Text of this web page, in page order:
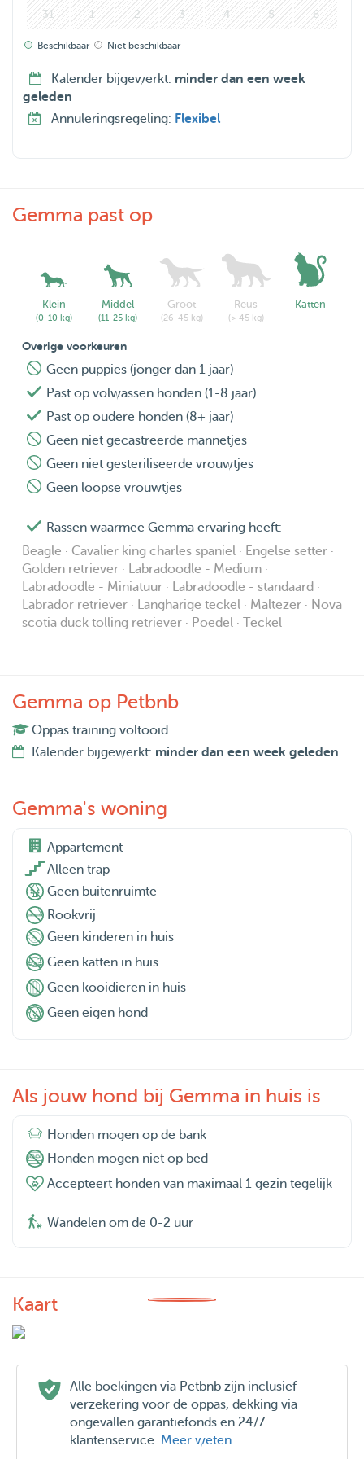
31 1 2 3 4 5 6
Beschikbaar Niet beschikbaar
Kalender bijgewerkt: minder dan een week
geleden
Annuleringsregeling: Flexibel
Gemma past op
Klein
(0-10 kg)
Middel
(11-25 kg)
Groot
(26-45 kg)
Reus
(> 45 kg)
Katten
Overige voorkeuren
Geen puppies (jonger dan 1 jaar)
Past op volwassen honden (1-8 jaar)
Past op oudere honden (8+ jaar)
Geen niet gecastreerde mannetjes
Geen niet gesteriliseerde vrouwtjes
Geen loopse vrouwtjes
Rassen waarmee Gemma ervaring heeft:
Beagle · Cavalier king charles spaniel · Engelse setter ·
Golden retriever · Labradoodle - Medium ·
Labradoodle - Miniatuur · Labradoodle - standaard ·
Labrador retriever · Langharige teckel · Maltezer · Nova
scotia duck tolling retriever · Poedel · Teckel
Gemma op Petbnb
Oppas training voltooid
Kalender bijgewerkt: minder dan een week geleden
Gemma's woning
Appartement
Alleen trap
Geen buitenruimte
Rookvrij
Geen kinderen in huis
Geen katten in huis
Geen kooidieren in huis
Geen eigen hond
Als jouw hond bij Gemma in huis is
Honden mogen op de bank
Honden mogen niet op bed
Accepteert honden van maximaal 1 gezin tegelijk
Wandelen om de 0-2 uur
Kaart
Alle boekingen via Petbnb zijn inclusief
verzekering voor de oppas, dekking via
ongevallen garantiefonds en 24/7
klantenservice. Meer weten